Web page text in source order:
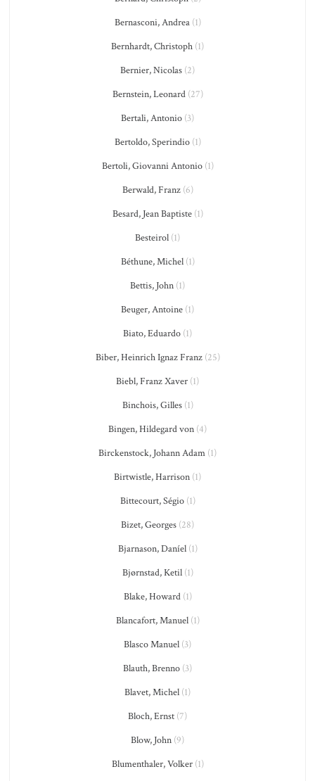
Bernasconi, Andrea(1)
Bernhardt, Christoph (1)
Bernier, Nicolas (2)
Bernstein, Leonard(27)
Bertali, Antonio (3)
Bertoldo, Sperindio(1)
Bertoli, Giovanni Antonio(1)
Berwald, Franz(6)
Besard, Jean Baptiste(1)
Besteirol (1)
Béthune, Michel(1)
Bettis, John (1)
Beuger, Antoine (1)
Biato, Eduardo (1)
Biber, Heinrich Ignaz Franz(25)
Biebl, Franz Xaver (1)
Binchois, Gilles(1)
Bingen, Hildegard von (4)
Birckenstock, Johann Adam (1)
Birtwistle, Harrison (1)
Bittecourt, Ségio(1)
Bizet, Georges (28)
Bjarnason, Daníel(1)
Bjørnstad, Ketil(1)
Blake, Howard(1)
Blancafort, Manuel(1)
Blasco Manuel (3)
Blauth, Brenno (3)
Blavet, Michel (1)
Bloch, Ernst (7)
Blow, John (9)
Blumenthaler, Volker(1)